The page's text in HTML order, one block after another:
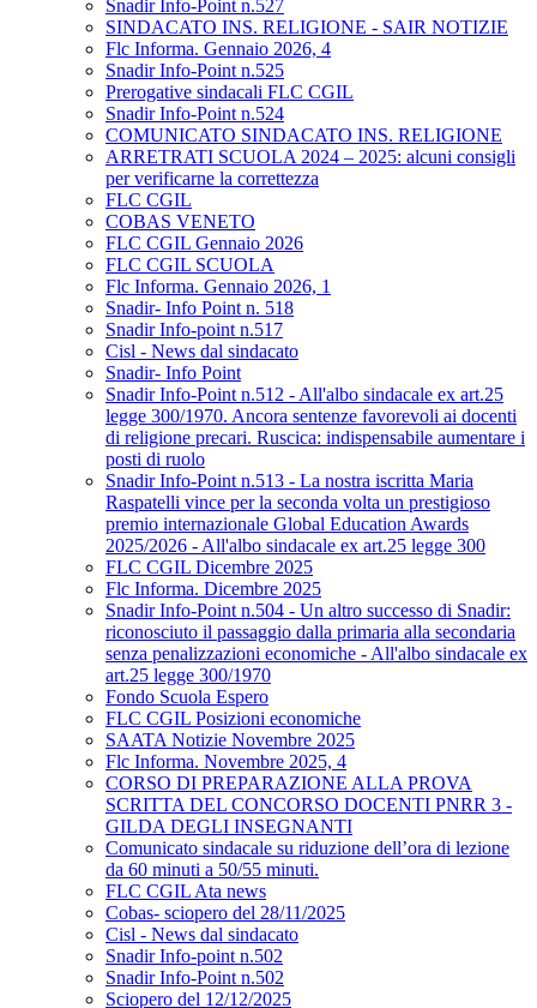
Snadir Info-Point n.527
SINDACATO INS. RELIGIONE - SAIR NOTIZIE
Flc Informa. Gennaio 2026, 4
Snadir Info-Point n.525
Prerogative sindacali FLC CGIL
Snadir Info-Point n.524
COMUNICATO SINDACATO INS. RELIGIONE
ARRETRATI SCUOLA 2024 – 2025: alcuni consigli
per verificarne la correttezza
FLC CGIL
COBAS VENETO
FLC CGIL Gennaio 2026
FLC CGIL SCUOLA
Flc Informa. Gennaio 2026, 1
Snadir- Info Point n. 518
Snadir Info-point n.517
Cisl - News dal sindacato
Snadir- Info Point
Snadir Info-Point n.512 - All'albo sindacale ex art.25
legge 300/1970. Ancora sentenze favorevoli ai docenti
di religione precari. Ruscica: indispensabile aumentare i
posti di ruolo
Snadir Info-Point n.513 - La nostra iscritta Maria
Raspatelli vince per la seconda volta un prestigioso
premio internazionale Global Education Awards
2025/2026 - All'albo sindacale ex art.25 legge 300
FLC CGIL Dicembre 2025
Flc Informa. Dicembre 2025
Snadir Info-Point n.504 - Un altro successo di Snadir:
riconosciuto il passaggio dalla primaria alla secondaria
senza penalizzazioni economiche - All'albo sindacale ex
art.25 legge 300/1970
Fondo Scuola Espero
FLC CGIL Posizioni economiche
SAATA Notizie Novembre 2025
Flc Informa. Novembre 2025, 4
CORSO DI PREPARAZIONE ALLA PROVA
SCRITTA DEL CONCORSO DOCENTI PNRR 3 -
GILDA DEGLI INSEGNANTI
Comunicato sindacale su riduzione dell’ora di lezione
da 60 minuti a 50/55 minuti.
FLC CGIL Ata news
Cobas- sciopero del 28/11/2025
Cisl - News dal sindacato
Snadir Info-point n.502
Snadir Info-Point n.502
Sciopero del 12/12/2025